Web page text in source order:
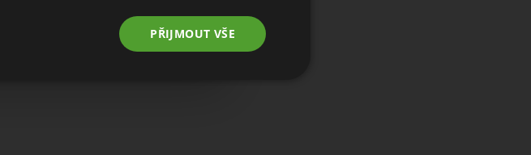
Go to European website
PŘIJMOUT VŠE